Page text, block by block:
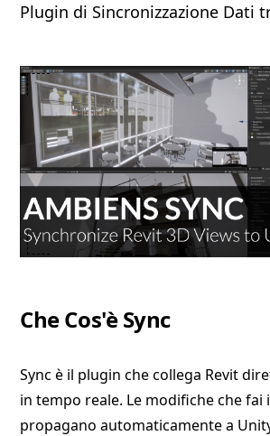
Plugin di Sincronizzazione Dati
Che Cos'è Sync
Sync è il plugin che collega Revit
in tempo reale. Le modifiche che fai
propagano automaticamente a